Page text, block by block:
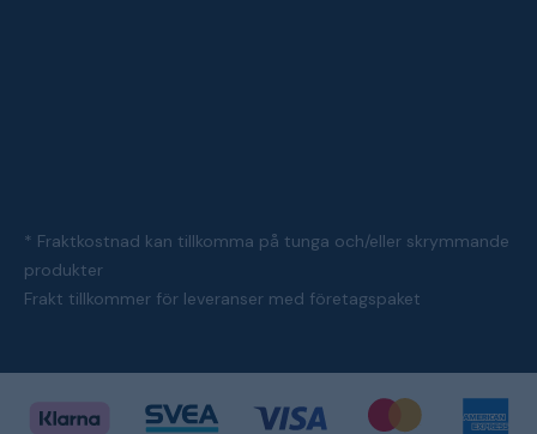
* Fraktkostnad kan tillkomma på tunga och/eller skrymmande
produkter
Frakt tillkommer för leveranser med företagspaket